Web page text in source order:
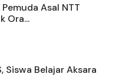
Asal NTT
Ora...
Siswa Belajar Aksara